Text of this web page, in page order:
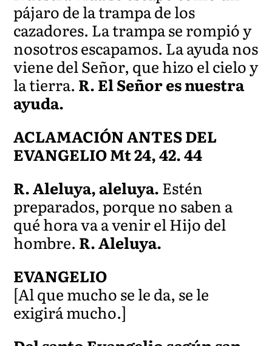
pájaro de la trampa de los
cazadores. La trampa se rompió y
nosotros escapamos. La ayuda nos
viene del Señor, que hizo el cielo y
la tierra. R. El Señor es nuestra
ayuda.
ACLAMACIÓN ANTES DEL
EVANGELIO Mt 24, 42. 44
R. Aleluya, aleluya.Estén
preparados, porque no saben a
qué hora va a venir el Hijo del
hombre. R. Aleluya.
EVANGELIO
[Al que mucho se le da, se le
exigirá mucho.]